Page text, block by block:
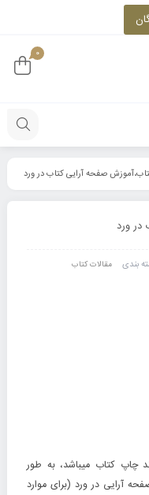
0
صفحه آرایی کتاب در ورد
در ورد
بندی مقالات کتاب
چاپ کتاب میباشد، به طور
آرایی در ورد (برای موارد